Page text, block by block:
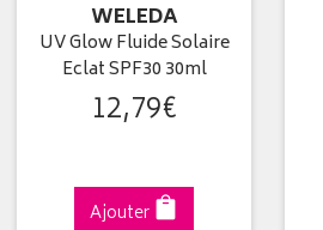
WELEDA
UV Glow Fluide Solaire
Eclat SPF30 30ml
12,79€
Ajouter